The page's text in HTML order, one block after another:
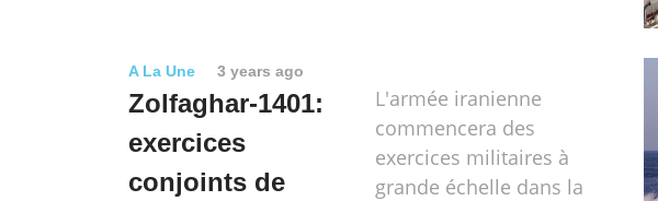
A La Une 3 years ago
Zolfaghar-1401:
exercices
conjoints de
L'armée iranienne
commencera des
exercices militaires à
grande échelle dans la